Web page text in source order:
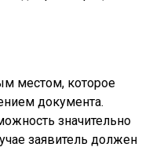
местом, которое
документа.
значительно
заявитель должен